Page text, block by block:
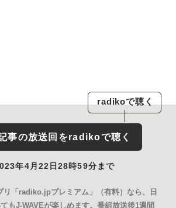
radikoで聴く
事の放送回をradikoで聴く
年4月22日28時59分まで
リ「radiko.jpプレミアム」（有料）なら、日
もJ-WAVEが楽しめます。番組放送後1週間